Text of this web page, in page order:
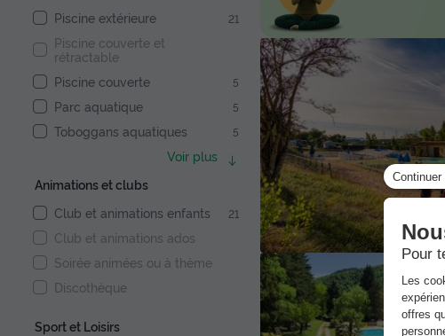
Piscine extérieure
21
Piscine couverte et
rétractable
Piscine couverte
5
Parc aquatique 5
Toboggans aquatiques 5
Voir plus
Animations et clubs
Club et animations enfants
21
Club et animations ados
Soirée animées ou à thème
Discothèque
Sport et Loisirs